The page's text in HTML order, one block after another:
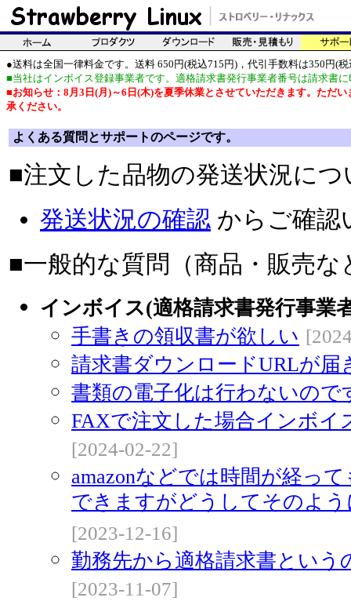
●送料は全国一律料金です。送料 650円(税込715円)，代引手数料は350円(税
■当社はインボイス登録事業者です。適格請求書発行事業者番号は請求書
■お知らせ：8月3日(月)～6日(木)を夏季休業とさせていただきます。ただ
承ください。
よくある質問とサポートのページです。
■注文した品物の発送状況につ
発送状況の確認 からご確認
■一般的な質問（商品・販売
インボイス(適格請求書発行事業
手書きの領収書が欲しい
請求書ダウンロードURLが届
書類の電子化は行わないので
FAXで注文した場合インボイ
[2024-02-22]
amazonなどでは時間が経っ
できますがどうしてそのよ
[2023-12-16]
勤務先から適格請求書とい
[2023-11-07]